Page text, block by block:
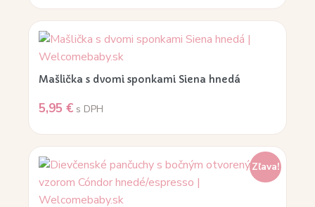
Mašlička s dvomi sponkami Siena hnedá
5,95 € s DPH
Zľava!